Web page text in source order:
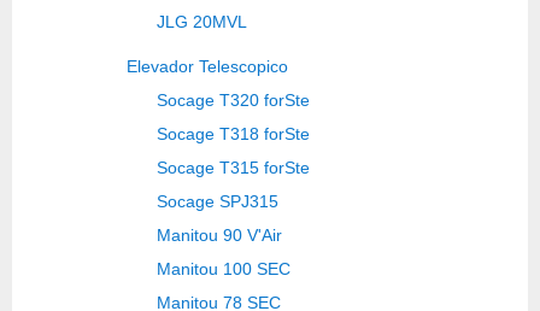
JLG 20MVL
Elevador Telescopico
Socage T320 forSte
Socage T318 forSte
Socage T315 forSte
Socage SPJ315
Manitou 90 V'Air
Manitou 100 SEC
Manitou 78 SEC